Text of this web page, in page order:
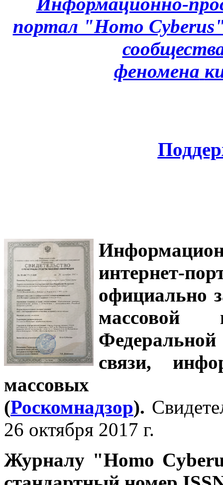
портал "Homo
феномена
интернет-
официально
связи,
массовых
(Роскомнадзор).
26 октября 2017 г.
Журналу "Homo